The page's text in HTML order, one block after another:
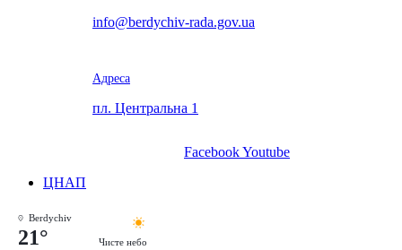
info@berdychiv-rada.gov.ua
Адреса
пл. Центральна 1
FacebookYoutube
ЦНАП
Berdychiv
21° Чисте небо